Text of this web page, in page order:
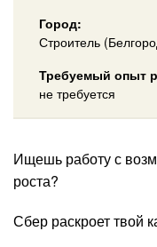
Город:
Строитель
Требуемый опыт
не требуется
Ищешь работу с
роста?
Сбер раскроет твой